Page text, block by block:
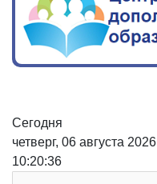
Сегодня
четверг, 06 августа 2026
10:20:37